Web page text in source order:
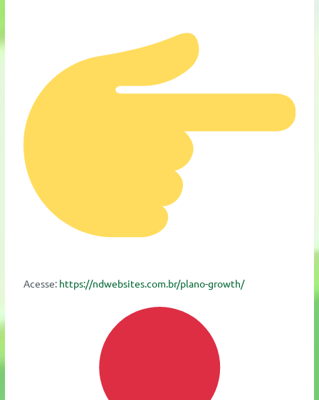
Acesse: https://ndwebsites.com.br/plano-growth/